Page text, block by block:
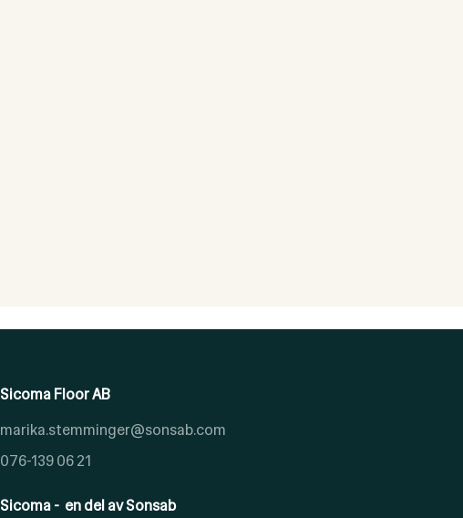
Sicoma Floor AB
marika.stemminger@sonsab.com
076-139 06 21
Sicoma - en del av Sonsab